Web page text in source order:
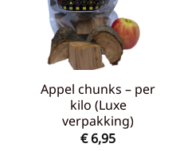
Appel chunks – per
kilo (Luxe
verpakking)
€6,95